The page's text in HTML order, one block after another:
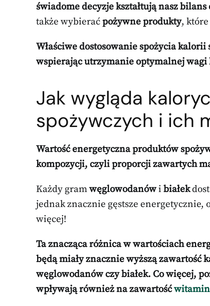
świadome decyzje kształtują nasz
także wybieraćpożywne produkty,
Właściwe dostosowanie spożycia
wspierając utrzymanie optymalnej wagi
Jak wygląda
spożywczych i ich
Wartość energetyczna produktów
kompozycji, czyli proporcji zawartych
Każdy gramwęglowodanówi białek
jednak znacznie gęstsze energetycznie,
więcej!
Ta znacząca różnica w wartościach
będą miały znacznie wyższą zawartość
węglowodanów czy białek. Co więcej,
wpływają również na zawartośćwitamin